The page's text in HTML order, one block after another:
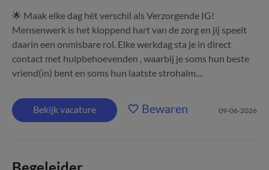
🌟 Maak elke dag hét verschil als Verzorgende IG!
Mensenwerk is het kloppend hart van de zorg en jij speelt
daarin een onmisbare rol. Elke werkdag sta je in direct
contact met hulpbehoevenden , waarbij je soms hun beste
vriend(in) bent en soms hun laatste strohalm....
Bekijk vacature Bewaren 09-06-2026